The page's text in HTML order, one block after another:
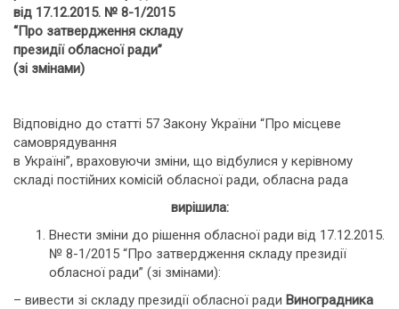
від 17.12.2015. № 8-1/2015
“Про затвердження складу
президії обласної ради”
(зі змінами)
Відповідно до статті 57 Закону України “Про місцеве
самоврядування
в Україні”, враховуючи зміни, що відбулися у керівному
складі постійних комісій обласної ради, обласна рада
вирішила:
Внести зміни до рішення обласної ради від 17.12.2015.
№ 8-1/2015 “Про затвердження складу президії
обласної ради” (зі змінами):
– вивести зі складу президії обласної ради Виноградника